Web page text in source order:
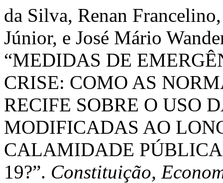
da Silva, Renan
Júnior, e José Mário
“MEDIDAS DE
CRISE: COMO AS
RECIFE SOBRE O USO
MODIFICADAS AO
CALAMIDADE
19?”. Constituição,